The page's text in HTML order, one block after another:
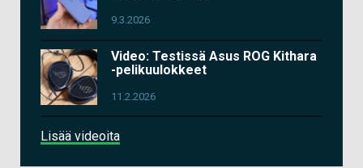
9.3.2026
Video: Testissä Asus ROG Kithara
-pelikuulokkeet
11.2.2026
Lisää videoita